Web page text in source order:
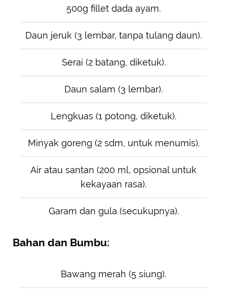
500g fillet dada ayam.
Daun jeruk (3 lembar, tanpa tulang daun).
Serai (2 batang, diketuk).
Daun salam (3 lembar).
Lengkuas (1 potong, diketuk).
Minyak goreng (2 sdm, untuk menumis).
Air atau santan (200 ml, opsional untuk
kekayaan rasa).
Garam dan gula (secukupnya).
Bahan dan Bumbu:
Bawang merah (5 siung).